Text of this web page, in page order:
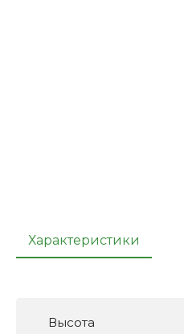
Характеристики
Высота